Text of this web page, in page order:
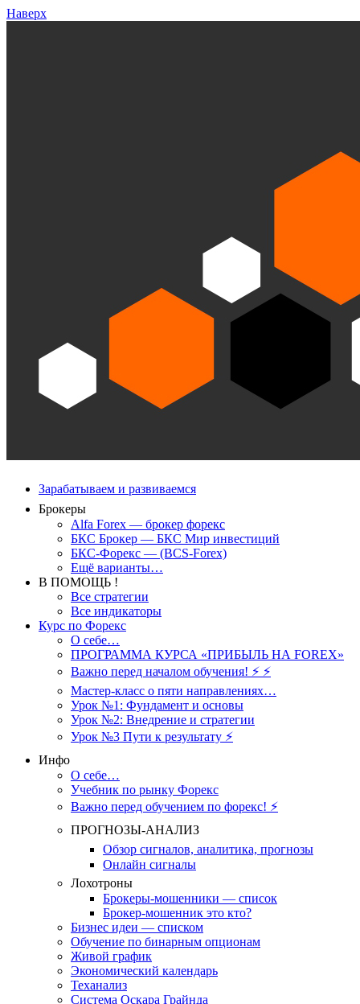
Наверх
Зарабатываем и развиваемся
Брокеры
Alfa Forex — брокер форекс
БКС Брокер — БКС Мир инвестиций
БКС-Форекс — (BCS-Forex)
Ещё варианты…
В ПОМОЩЬ !
Все стратегии
Все индикаторы
Курс по Форекс
О себе…
ПРОГРАММА КУРСА «ПРИБЫЛЬ НА FOREX»
Важно перед началом обучения! ⚡ ⚡
Мастер-класс о пяти направлениях…
Урок №1: Фундамент и основы
Урок №2: Внедрение и стратегии
Урок №3 Пути к результату ⚡️
Инфо
О себе…
Учебник по рынку Форекс
Важно перед обучением по форекс! ⚡
ПРОГНОЗЫ-АНАЛИЗ
Обзор сигналов, аналитика, прогнозы
Онлайн сигналы
Лохотроны
Брокеры-мошенники — список
Брокер-мошенник это кто?
Бизнес идеи — списком
Обучение по бинарным опционам
Живой график
Экономический календарь
Теханализ
Система Оскара Грайнда